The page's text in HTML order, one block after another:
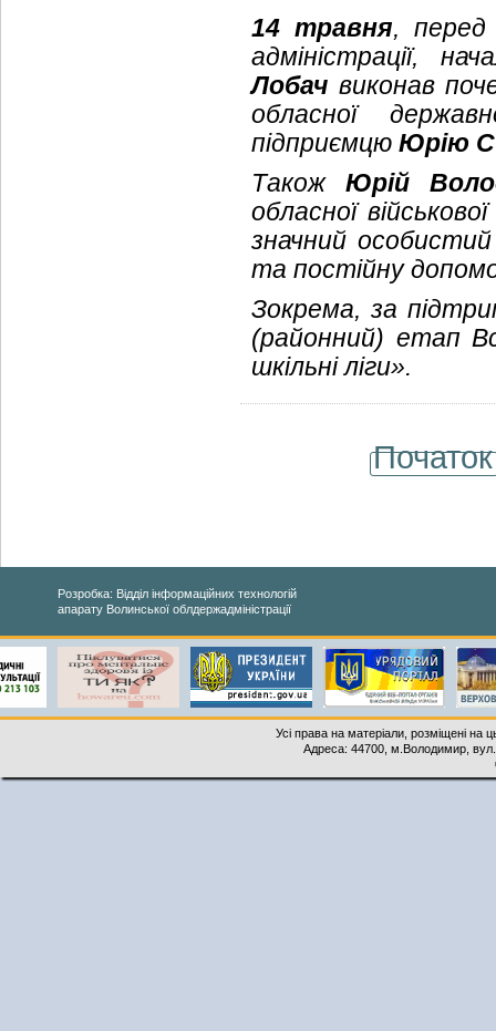
14 травня, перед
адміністрації,
Лобач виконав
обласної
підприємцю Юрію
Також Юрій
обласної
значний
та постійну
Зокрема, за
(районний) етап
шкільні ліги».
Початок
Розробка: Відділ інформаційних технологій
апарату Волинської облдержадміністрації
Усі права на матеріали, розміщені на
Адреса: 44700, м.Володимир,